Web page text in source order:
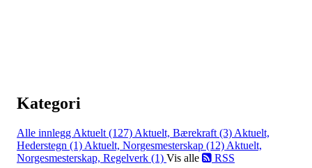
Kategori
Alle innlegg Aktuelt (127) Aktuelt, Bærekraft (3) Aktuelt,
Hederstegn (1) Aktuelt, Norgesmesterskap (12) Aktuelt,
Norgesmesterskap, Regelverk (1) Vis alle RSS